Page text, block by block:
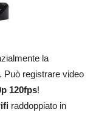
la
Può registrare video
120fps!
raddoppiato in